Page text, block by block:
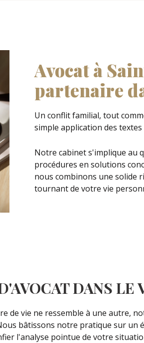
Avocat à
partenaire
Un conflit familial, tout
simple application des textes
Notre cabinet s'implique au
procédures en solutions
nous combinons une solide
tournant de votre vie
DANS LE
de vie ne ressemble à une autre,
bâtissons notre pratique sur un
l'analyse pointue de votre